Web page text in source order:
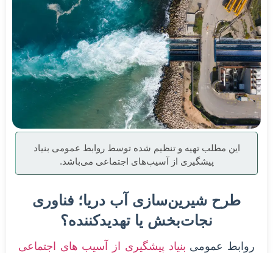
این مطلب تهیه و تنظیم شده توسط روابط عمومی بنیاد
پیشگیری از آسیب‌های اجتماعی می‌باشد.
طرح شیرین‌سازی آب دریا؛ فناوری
نجات‌بخش یا تهدیدکننده؟
روابط عمومی بنیاد پیشگیری از آسیب های اجتماعی